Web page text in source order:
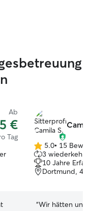
Ab
€
Tag
5.0
von
5
Sternen
5.0• 15
3
10 Jahre
Dortmund,
“Wir hätten uns